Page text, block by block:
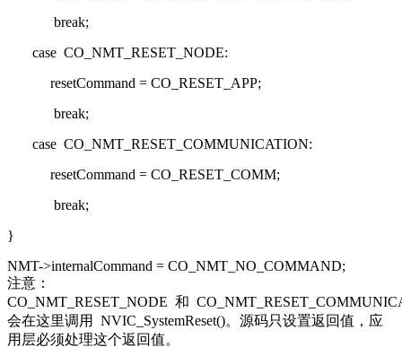
break;
case CO_NMT_RESET_NODE:
resetCommand = CO_RESET_APP;
break;
case CO_NMT_RESET_COMMUNICATION:
resetCommand = CO_RESET_COMM;
break;
}
NMT->internalCommand = CO_NMT_NO_COMMAND;
注意：
CO_NMT_RESET_NODE 和
会在这里调用 NVIC_SystemReset()。源码只设置返回值，应
用层必须处理这个返回值。